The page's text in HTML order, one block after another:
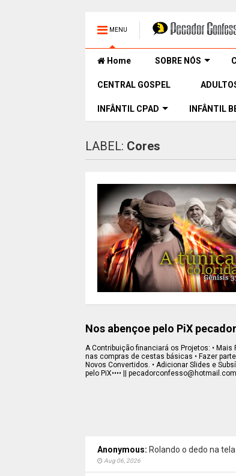
MENU
Home SOBRE NÓS
CENTRAL GOSPEL
INFÂNTIL CPAD INFÂNTIL
LABEL: Cores
Nos abençoe pelo PiX
A Contribuição financiará os Projetos: • Mais
nas compras de cestas básicas • Fazer
Novos Convertidos. • Adicionar Slides e
pelo PiX•••• ||
Anonymous: Rolando o dedo na
Aug 06, 2026